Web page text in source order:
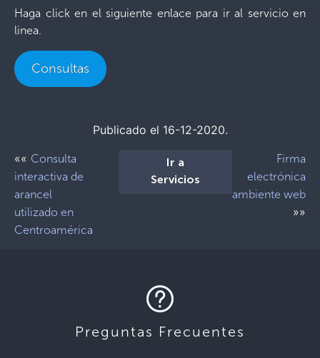
Haga click en el siguiente enlace para ir al servicio en
linea.
Consultas
Publicado el 16-12-2020.
«« Consulta
interactiva de
arancel
utilizado en
Centroamérica
Ir a
Servicios
Firma
electrónica
ambiente web
»»
Preguntas Frecuentes